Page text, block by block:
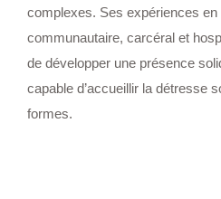
complexes. Ses expériences en
communautaire, carcéral et
de développer une présence
capable d’accueillir la détresse
formes.